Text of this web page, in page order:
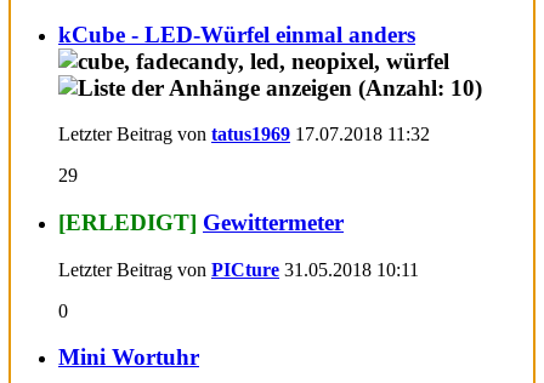
kCube - LED-Würfel einmal anders
Letzter Beitrag von tatus1969 17.07.2018 11:32
29
[ERLEDIGT] Gewittermeter
Letzter Beitrag von PICture 31.05.2018 10:11
0
Mini Wortuhr